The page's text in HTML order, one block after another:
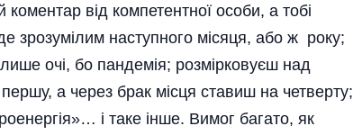
від компетентної особи, а тобі
зрозумілим наступного місяця, або ж року;
очі, бо пандемія; розмірковуєш над
а через брак місця ставиш на четверту;
і таке інше. Вимог багато, як